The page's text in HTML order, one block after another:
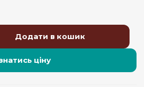
Додати в кошик
ціну